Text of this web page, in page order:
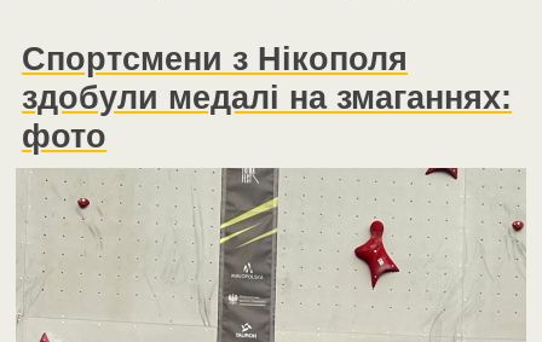
Спортсмени з Нікополя
здобули медалі на змаганнях:
фото